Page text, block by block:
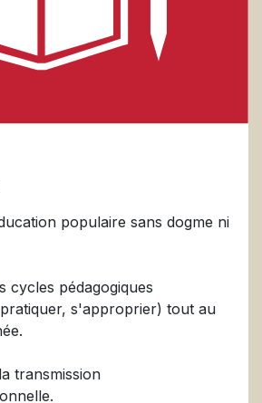
populaire sans dogme ni
cycles pédagogiques
s'approprier) tout au
transmission